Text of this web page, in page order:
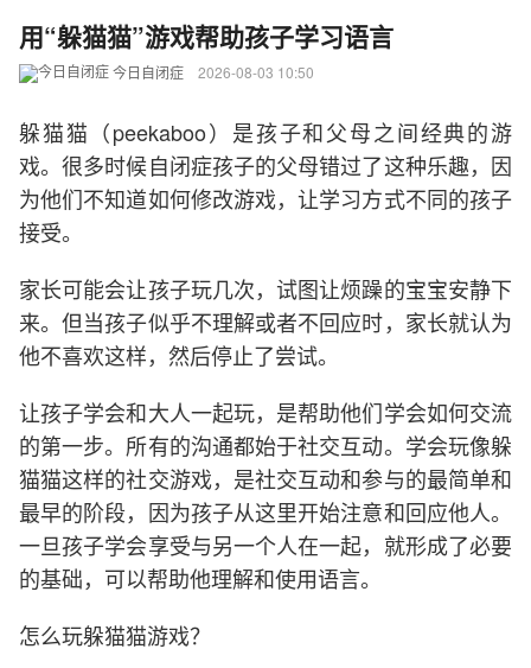
用“躲猫猫”游戏帮助孩子学习语言
今日自闭症 2026-08-03 10:50
躲猫猫（peekaboo）是孩子和父母之间经典的游
戏。很多时候自闭症孩子的父母错过了这种乐趣，因
为他们不知道如何修改游戏，让学习方式不同的孩子
接受。
家长可能会让孩子玩几次，试图让烦躁的宝宝安静下
来。但当孩子似乎不理解或者不回应时，家长就认为
他不喜欢这样，然后停止了尝试。
让孩子学会和大人一起玩，是帮助他们学会如何交流
的第一步。所有的沟通都始于社交互动。学会玩像躲
猫猫这样的社交游戏，是社交互动和参与的最简单和
最早的阶段，因为孩子从这里开始注意和回应他人。
一旦孩子学会享受与另一个人在一起，就形成了必要
的基础，可以帮助他理解和使用语言。
怎么玩躲猫猫游戏？